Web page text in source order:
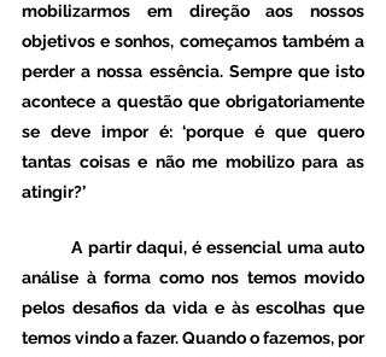
mobilizarmos em direção aos nossos
objetivos e sonhos, começamos também a
perder a nossa essência. Sempre que isto
acontece a questão que obrigatoriamente
se deve impor é: ‘porque é que quero
tantas coisas e não me mobilizo para as
atingir?’
	A partir daqui, é essencial uma auto
análise à forma como nos temos movido
pelos desafios da vida e às escolhas que
temos vindo a fazer. Quando o fazemos, por